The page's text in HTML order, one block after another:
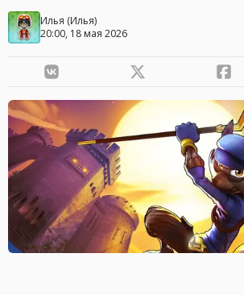
Илья (Илья)
20:00, 18 мая 2026